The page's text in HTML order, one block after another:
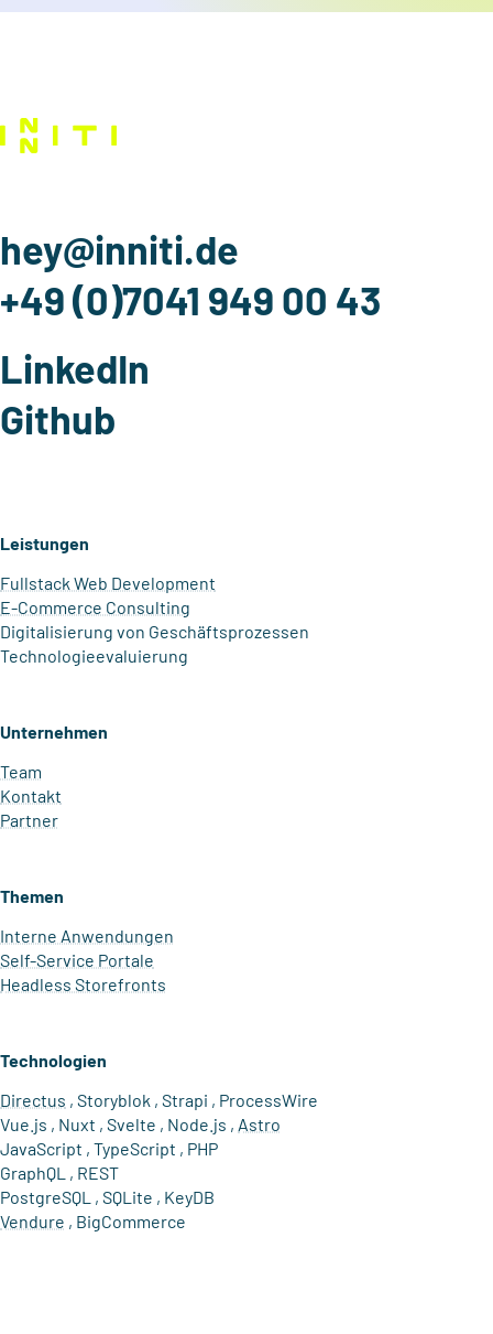
hey@inniti.de
+49 (0)7041 949 00 43
LinkedIn
Github
Leistungen
Fullstack Web Development
E-Commerce Consulting
Digitalisierung von Geschäftsprozessen
Technologie­evaluierung
Unternehmen
Team
Kontakt
Partner
Themen
Interne Anwendungen
Self-Service Portale
Headless Storefronts
Technologien
Directus Storyblok Strapi
ProcessWire
Vue.js
Nuxt Svelte Node.js
Astro
JavaScript TypeScript
PHP
GraphQL
REST
PostgreSQL
SQLite
KeyDB
Vendure
BigCommerce